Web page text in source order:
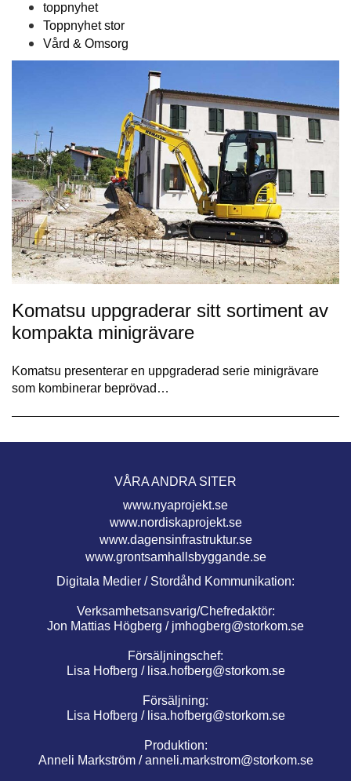
toppnyhet
Toppnyhet stor
Vård & Omsorg
Komatsu uppgraderar sitt sortiment av
kompakta minigrävare
Komatsu presenterar en uppgraderad serie minigrävare
som kombinerar beprövad…
VÅRA ANDRA SITER
www.nyaprojekt.se
www.nordiskaprojekt.se
www.dagensinfrastruktur.se
www.grontsamhallsbyggande.se
Digitala Medier / Stordåhd Kommunikation:
Verksamhetsansvarig/Chefredaktör:
Jon Mattias Högberg / jmhogberg@storkom.se
Försäljningschef:
Lisa Hofberg / lisa.hofberg@storkom.se
Försäljning:
Lisa Hofberg / lisa.hofberg@storkom.se
Produktion:
Anneli Markström /anneli.markstrom@storkom.se